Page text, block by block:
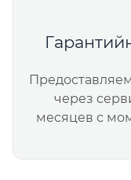
через
месяцев с